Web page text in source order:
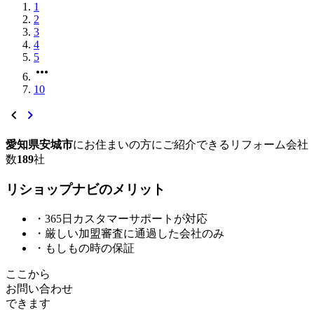
1
2
3
4
5
more_horiz
10
chevron_left chevron_right
愛知県安城市にお住まいの方にご紹介できる リフォーム会社
数189社
リショップナビのメ リ ッ ト
・365日カスタマーサポートが対応
・厳しい加盟審査に通過した会社のみ
・もしもの時の保証
ここから
お問い合わせ
できます